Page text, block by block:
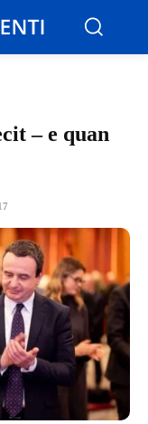
– e quan